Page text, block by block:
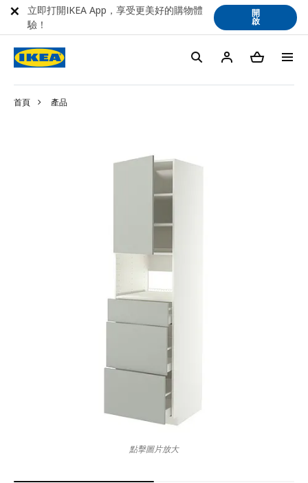
首頁 產品
點擊圖片放大
立即打開IKEA App，享受更美好的購物體
驗！
開
啟